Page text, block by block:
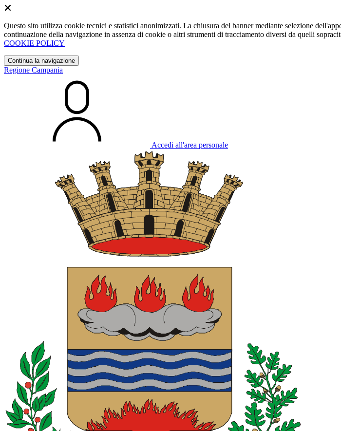
Questo sito utilizza cookie tecnici e statistici anonimizzati. La chiusura del banner mediante selezione
continuazione della navigazione in assenza di cookie o altri strumenti di tracciamento diversi da quelli
COOKIE POLICY
Continua la navigazione
Regione Campania
Accedi all'area personale